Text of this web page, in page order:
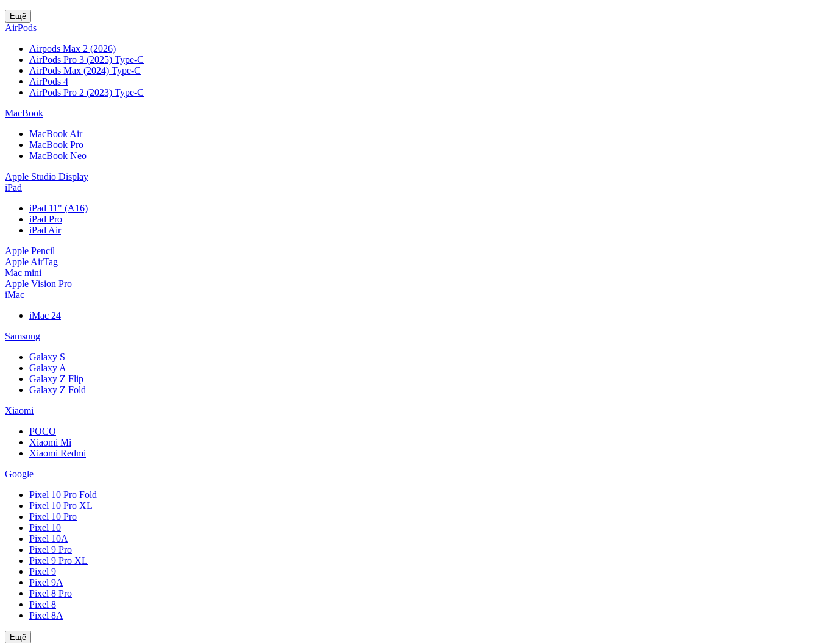
Ещё
AirPods
Airpods Max 2 (2026)
AirPods Pro 3 (2025) Type-C
AirPods Max (2024) Type-C
AirPods 4
AirPods Pro 2 (2023) Type-C
MacBook
MacBook Air
MacBook Pro
MacBook Neo
Apple Studio Display
iPad
iPad 11" (A16)
iPad Pro
iPad Air
Apple Pencil
Apple AirTag
Mac mini
Apple Vision Pro
iMac
iMac 24
Samsung
Galaxy S
Galaxy A
Galaxy Z Flip
Galaxy Z Fold
Xiaomi
POCO
Xiaomi Mi
Xiaomi Redmi
Google
Pixel 10 Pro Fold
Pixel 10 Pro XL
Pixel 10 Pro
Pixel 10
Pixel 10A
Pixel 9 Pro
Pixel 9 Pro XL
Pixel 9
Pixel 9A
Pixel 8 Pro
Pixel 8
Pixel 8A
Ещё